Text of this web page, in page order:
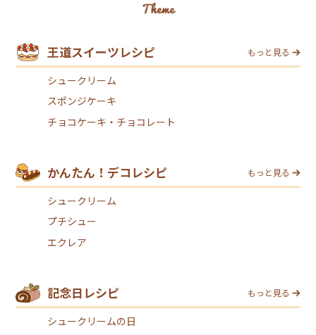
王道スイーツレシピ もっと見る
シュークリーム
スポンジケーキ
チョコケーキ・チョコレート
かんたん！デコレシピ もっと見る
シュークリーム
プチシュー
エクレア
記念日レシピ もっと見る
シュークリームの日